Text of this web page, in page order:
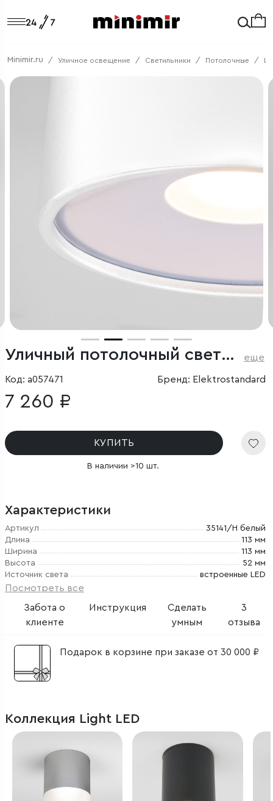
Minimir.ru Уличное освещение Светильники Потолочные
Уличный потолочный светильник Light LED 2135 IP65 еще
Код: a057471 Бренд: Elektrostandard
7 260 ₽
КУПИТЬ
В наличии >10 шт.
Характеристики
Артикул
35141/H белый
Длина
113 мм
Ширина
113 мм
Высота
52 мм
Источник света
встроенные LED
Посмотреть все
Забота о
клиенте
Инструкция
Сделать
умным
3
отзыва
Подарок в корзине при заказе от 30 000 ₽
Коллекция Light LED